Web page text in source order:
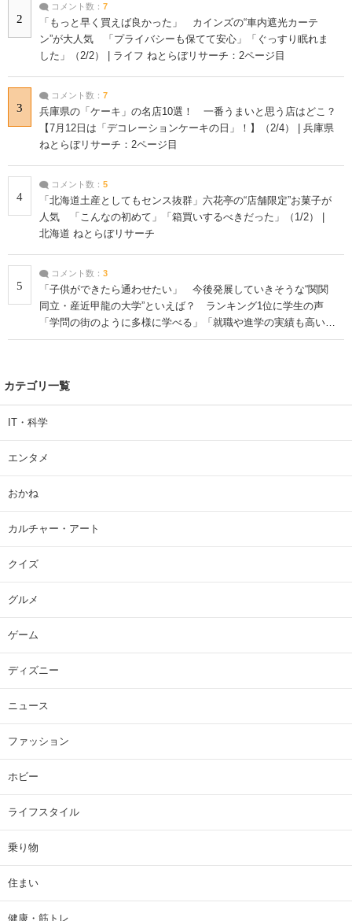
2
コメント数： 7
「もっと早く買えば良かった」 カインズの“車内遮光カーテ
ン”が大人気 「プライバシーも保てて安心」「ぐっすり眠れま
した」（2/2） | ライフ ねとらぼリサーチ：2ページ目
3
コメント数： 7
兵庫県の「ケーキ」の名店10選！ 一番うまいと思う店はどこ？
【7月12日は「デコレーションケーキの日」！】（2/4） | 兵庫県
ねとらぼリサーチ：2ページ目
4
コメント数： 5
「北海道土産としてもセンス抜群」六花亭の“店舗限定”お菓子が
人気 「こんなの初めて」「箱買いするべきだった」（1/2） |
北海道 ねとらぼリサーチ
5
コメント数： 3
「子供ができたら通わせたい」 今後発展していきそうな“関関
同立・産近甲龍の大学”といえば？ ランキング1位に学生の声
「学問の街のように多様に学べる」「就職や進学の実績も高い」
| 大学 ねとらぼリサーチ
カテゴリ一覧
IT・科学
エンタメ
おかね
カルチャー・アート
クイズ
グルメ
ゲーム
ディズニー
ニュース
ファッション
ホビー
ライフスタイル
乗り物
住まい
健康・筋トレ